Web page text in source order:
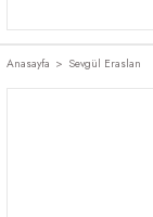
Anasayfa Sevgül Eraslan